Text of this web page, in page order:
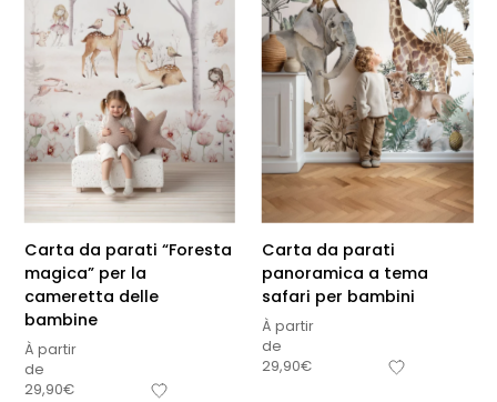
Carta da parati “Foresta
magica” per la
cameretta delle
bambine
À partir
de
29,90€
Carta da parati
panoramica a tema
safari per bambini
À partir
de
29,90€